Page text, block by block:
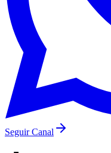
Seguir Canal